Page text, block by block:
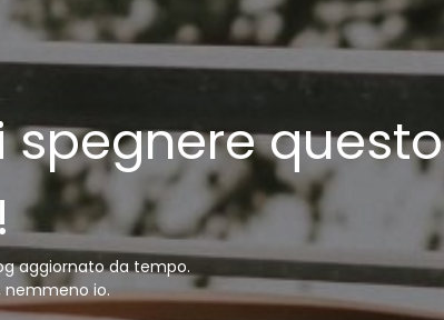
questo
aggiornato da tempo.
nemmeno io.